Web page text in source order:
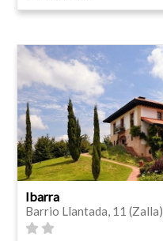
Ibarra
Barrio Llantada, 11 (Zalla)